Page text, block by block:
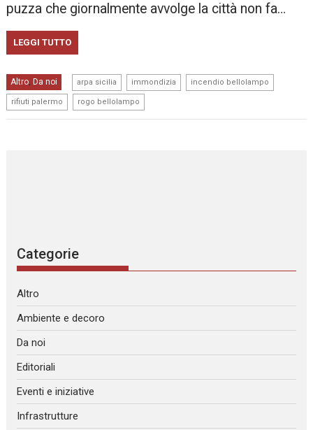
puzza che giornalmente avvolge la città non fa…
LEGGI TUTTO
Altro, Da noi arpa sicilia immondizia incendio bellolampo
rifiuti palermo rogo bellolampo
Categorie
Altro
Ambiente e decoro
Da noi
Editoriali
Eventi e iniziative
Infrastrutture